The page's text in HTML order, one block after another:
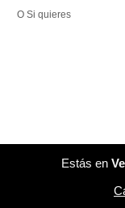
O Si quieres
Estás en